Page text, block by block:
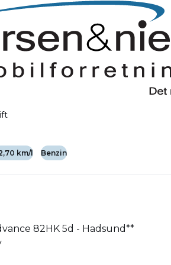
km/l Benzin
82HK 5d - Hadsund**